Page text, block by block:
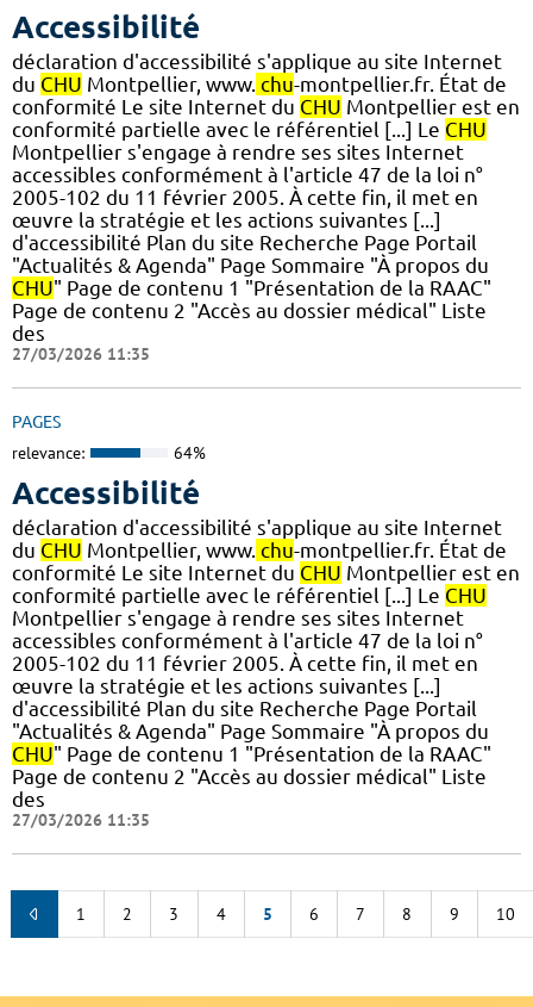
Accessibilité
déclaration d'accessibilité s'applique au site Internet
du CHU Montpellier, www. chu-montpellier.fr. État de
conformité Le site Internet du CHU Montpellier est en
conformité partielle avec le référentiel [...] Le CHU
Montpellier s'engage à rendre ses sites Internet
accessibles conformément à l'article 47 de la loi n°
2005-102 du 11 février 2005. À cette fin, il met en
œuvre la stratégie et les actions suivantes [...]
d'accessibilité Plan du site Recherche Page Portail
"Actualités & Agenda" Page Sommaire "À propos du
CHU" Page de contenu 1 "Présentation de la RAAC"
Page de contenu 2 "Accès au dossier médical" Liste
des
27/03/2026 11:35
PAGES
relevance: 64%
Accessibilité
déclaration d'accessibilité s'applique au site Internet
du CHU Montpellier, www. chu-montpellier.fr. État de
conformité Le site Internet du CHU Montpellier est en
conformité partielle avec le référentiel [...] Le CHU
Montpellier s'engage à rendre ses sites Internet
accessibles conformément à l'article 47 de la loi n°
2005-102 du 11 février 2005. À cette fin, il met en
œuvre la stratégie et les actions suivantes [...]
d'accessibilité Plan du site Recherche Page Portail
"Actualités & Agenda" Page Sommaire "À propos du
CHU" Page de contenu 1 "Présentation de la RAAC"
Page de contenu 2 "Accès au dossier médical" Liste
des
27/03/2026 11:35
1 2 3 4 5 6 7 8 9 10